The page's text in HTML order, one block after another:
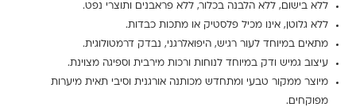
ללא בישום, ללא הלבנה בכלור, ללא פראבנים ותוצרי נפט.
ללא גלוטן, אינו מכיל פלסטיק או מתכות כבדות.
מתאים במיוחד לעור רגיש, היפואלרגני, נבדק דרמטולוגית.
עיצוב גמיש ודק במיוחד לנוחות ורכות מירבית וספיגה מצוינת.
מיוצר ממקור טבעי ומתחדש מכותנה אורגנית וסיבי תאית מיערות
מפוקחים.